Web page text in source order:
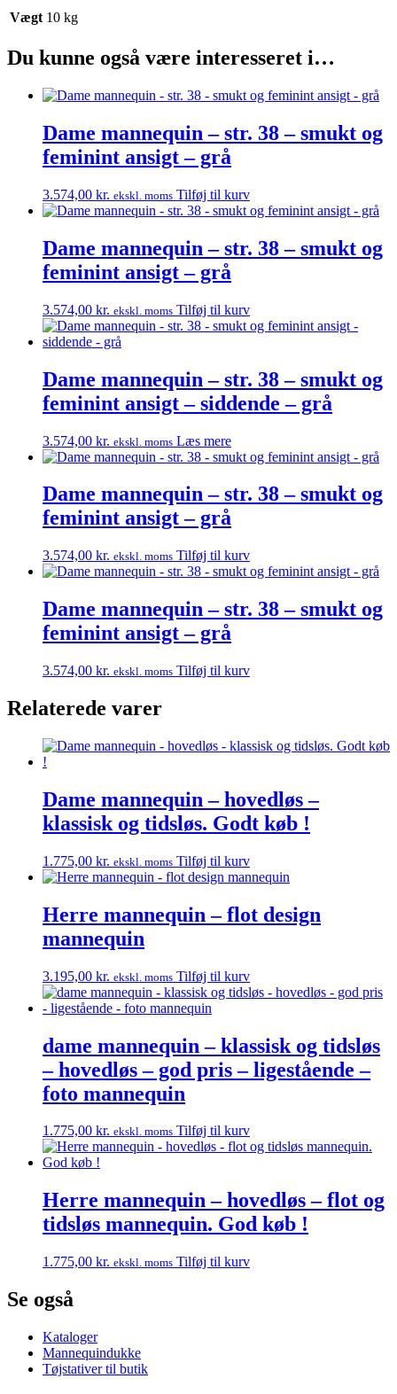
Vægt 10 kg
Du kunne også være interesseret i…
Dame mannequin – str. 38 – smukt og
feminint ansigt – grå
3.574,00 kr. ekskl. moms Tilføj til kurv
Dame mannequin – str. 38 – smukt og
feminint ansigt – grå
3.574,00 kr. ekskl. moms Tilføj til kurv
Dame mannequin – str. 38 – smukt og
feminint ansigt – siddende – grå
3.574,00 kr. ekskl. moms Læs mere
Dame mannequin – str. 38 – smukt og
feminint ansigt – grå
3.574,00 kr. ekskl. moms Tilføj til kurv
Dame mannequin – str. 38 – smukt og
feminint ansigt – grå
3.574,00 kr. ekskl. moms Tilføj til kurv
Relaterede varer
Dame mannequin – hovedløs –
klassisk og tidsløs. Godt køb !
1.775,00 kr. ekskl. moms Tilføj til kurv
Herre mannequin – flot design
mannequin
3.195,00 kr. ekskl. moms Tilføj til kurv
dame mannequin – klassisk og tidsløs
– hovedløs – god pris – ligestående –
foto mannequin
1.775,00 kr. ekskl. moms Tilføj til kurv
Herre mannequin – hovedløs – flot og
tidsløs mannequin. God køb !
1.775,00 kr. ekskl. moms Tilføj til kurv
Se også
Kataloger
Mannequindukke
Tøjstativer til butik